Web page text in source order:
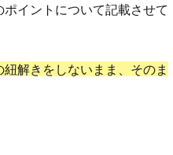
イントについて記載させて
解きをしないまま、そのま